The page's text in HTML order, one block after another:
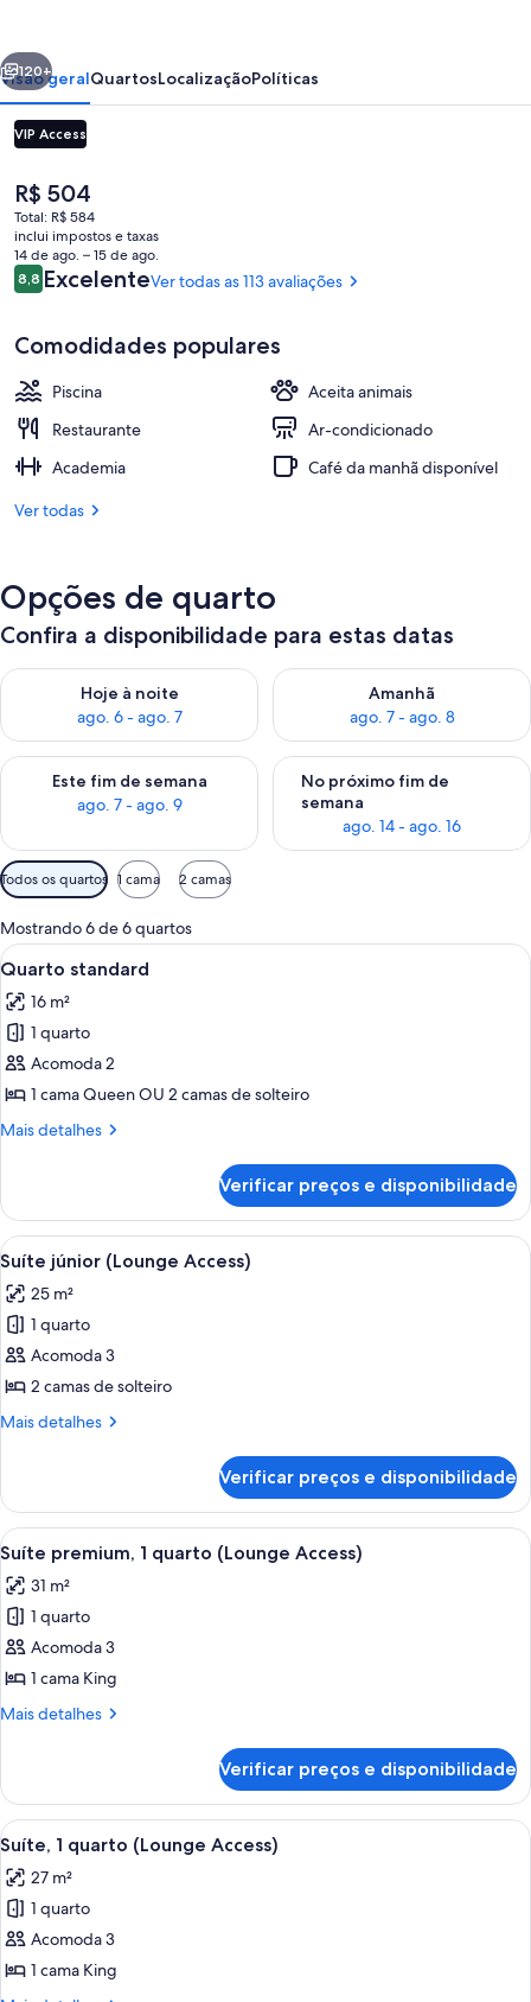
Rosebank
Próximo
120+
Visão geralQuartosLocalizaçãoPolíticas
VIP Access
O
preço
atual
é
R$ 504
R$ 504
Total: R$ 584
inclui impostos e taxas
14 de ago. – 15 de ago.
Avaliações
8,88,8 de 10
ExcelenteVer todas as 113 avaliações
Comodidades populares
Piscina
Aceita animais
Restaurante
Ar-condicionado
Academia
Café da manhã disponível
Ver todas
Opções de quarto
Confira a disponibilidade para estas datas
Hoje à noite
ago. 6 - ago. 7
Verifica a disponibilidade para esta noite, ago. 6 - ago. 7
Amanhã
ago. 7 - ago. 8
Verifica a disponibilidade
Este fim de semana
ago. 7 - ago. 9
Verifica a disponibilidade para este fim de semana, ago. 7 -
No próximo fim de
semana
ago. 14 - ago. 16
Verifica a disponibilidade
Filtros
disponíveis
para
os
quartos
Todos os quartos 1 cama 2 camas
Mostrando 6 de 6 quartos
Carrega
todas
as
fotos
de
Quarto
standard
Quarto de hotel com uma cama
9
Quarto standard
16 m²
1 quarto
Acomoda 2
1 cama Queen OU 2 camas de solteiro
Mais detalhes
Mais
standard
Verificar preços e disponibilidade
Carrega
todas
as
fotos
de
Suíte
júnior
Quarto de hotel moderno com uma
12
Suíte júnior (Lounge Access)
25 m²
1 quarto
Acomoda 3
2 camas de solteiro
Mais detalhes
Mais
júnior
(Lounge
Access)
Verificar preços e disponibilidade
Carrega
todas
as
fotos
de
Suíte
premium,
(Lounge
Access)
Quarto de hotel moderno com uma
10
Suíte premium, 1 quarto (Lounge Access)
31 m²
1 quarto
Acomoda 3
1 cama King
Mais detalhes
Mais
premium,
quarto
Access)
Verificar preços e disponibilidade
Carrega
todas
as
fotos
de
Suíte,
1
Quarto de hotel moderno com uma
7
Suíte, 1 quarto (Lounge Access)
27 m²
1 quarto
Acomoda 3
1 cama King